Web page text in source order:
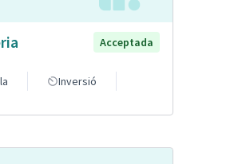
Acceptada
Inversió